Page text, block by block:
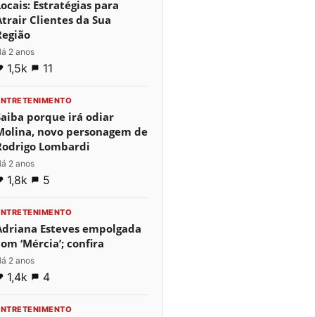
Estratégias para
Clientes da Sua
2 anos
1,5k 11
porque irá odiar
novo personagem de
Lombardi
2 anos
1,8k 5
Esteves empolgada
‘Mércia’; confira
2 anos
1,4k 4